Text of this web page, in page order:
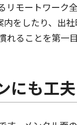
モートワー
をしたり、出
ることを第一
にも工